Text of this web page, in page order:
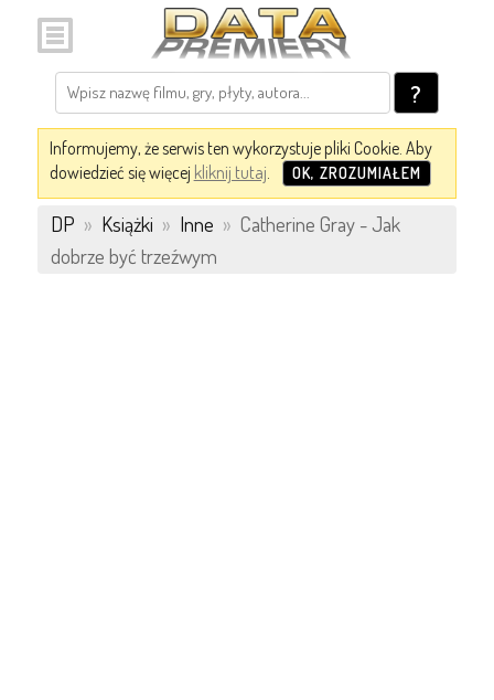
?
Informujemy, że serwis ten wykorzystuje pliki Cookie. Aby
dowiedzieć się więcej kliknij tutaj. OK, ZROZUMIAŁEM
DP » Książki » Inne » Catherine Gray - Jak
dobrze być trzeźwym